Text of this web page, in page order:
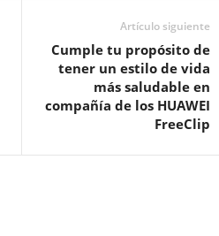
Artículo siguiente
Cumple tu propósito de
tener un estilo de vida
más saludable en
compañía de los HUAWEI
FreeClip